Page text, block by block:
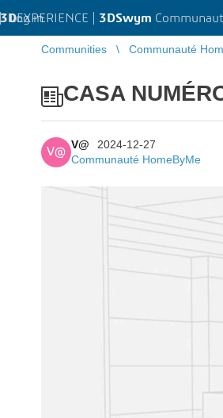
3DEXPERIENCE | 3DSwym
| Log in
Communities Communauté
CASA
V@
V@
2024-12-27
Communauté HomeByMe